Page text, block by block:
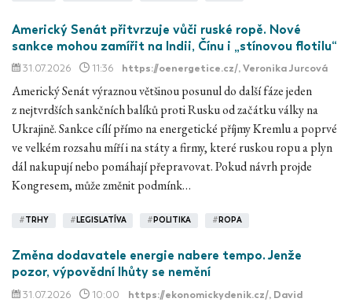
Americký Senát přitvrzuje vůči ruské ropě. Nové
sankce mohou zamířit na Indii, Čínu i „stínovou flotilu“
31.07.2026 11:36 https://oenergetice.cz/, Veronika Jurcová
Americký Senát výraznou většinou posunul do další fáze jeden
z nejtvrdších sankčních balíků proti Rusku od začátku války na
Ukrajině. Sankce cílí přímo na energetické příjmy Kremlu a poprvé
ve velkém rozsahu míří i na státy a firmy, které ruskou ropu a plyn
dál nakupují nebo pomáhají přepravovat. Pokud návrh projde
Kongresem, může změnit podmínk…
#TRHY # LEGISLATÍVA # POLITIKA # ROPA
Změna dodavatele energie nabere tempo. Jenže
pozor, výpovědní lhůty se nemění
31.07.2026 10:00 https://ekonomickydenik.cz/, David